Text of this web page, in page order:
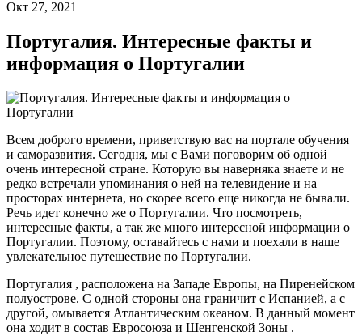
Окт 27, 2021
Португалия. Интересные факты и
информация о Португалии
Всем доброго времени, приветствую вас на портале обучения
и саморазвития. Сегодня, мы с Вами поговорим об одной
очень интересной стране. Которую вы наверняка знаете и не
редко встречали упоминания о ней на телевидение и на
просторах интернета, но скорее всего еще никогда не бывали.
Речь идет конечно же о Португалии. Что посмотреть,
интересные факты, а так же много интересной информации о
Португалии. Поэтому, оставайтесь с нами и поехали в наше
увлекательное путешествие по Португалии.
Португалия , расположена на Западе Европы, на Пиренейском
полуострове. С одной стороны она граничит с Испанией, а с
другой, омывается Атлантическим океаном. В данный момент
она ходит в состав Евросоюза и Шенгенской Зоны .